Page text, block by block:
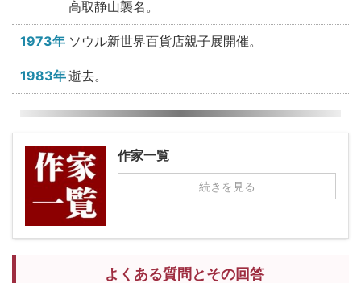
高取静山襲名。
1973年 ソウル新世界百貨店親子展開催。
1983年逝去。
作家一覧
続きを見る
よくある質問とその回答